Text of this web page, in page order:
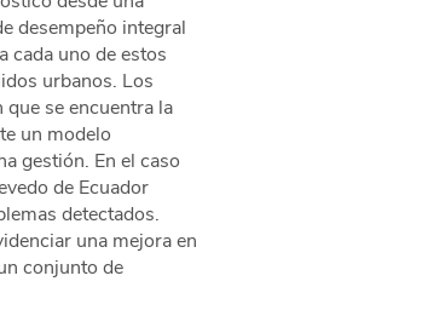
desempeño integral
cada uno de estos
urbanos. Los
se encuentra la
un modelo
gestión. En el caso
de Ecuador
detectados.
una mejora en
conjunto de